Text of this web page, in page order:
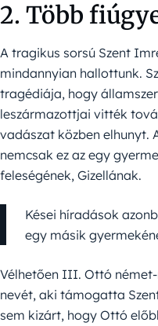
2. Több
A tragikus sorsú Szent
mindannyian hallottunk.
tragédiája, hogy
leszármazottjai vitték
vadászat közben elhunyt.
nemcsak ez az egy
feleségének, Gizellának.
Kései híradások
egy másik
Vélhetően III. Ottó
nevét, aki támogatta
sem kizárt, hogy Ottó